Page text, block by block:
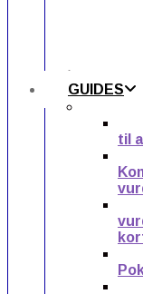
GUIDES
til